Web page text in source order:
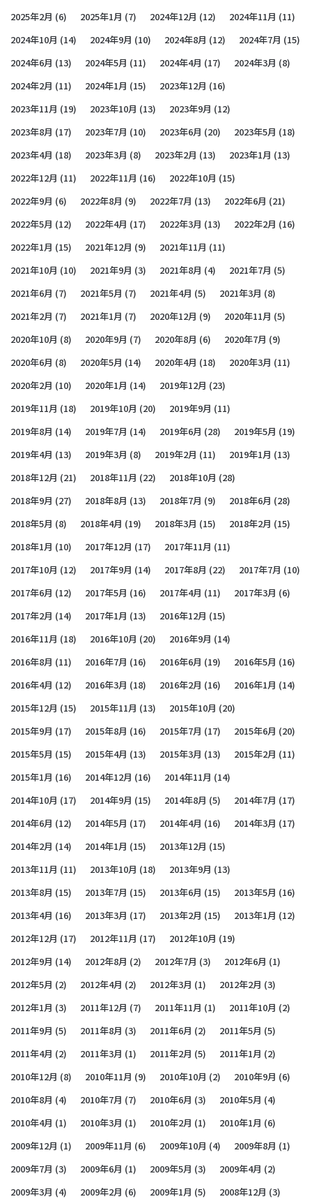
2025年2月 (6) 2025年1月 (7) 2024年12月 (12) 2024年11月 (11)
2024年10月 (14) 2024年9月 (10) 2024年8月 (12) 2024年7月 (15)
2024年6月 (13) 2024年5月 (11) 2024年4月 (17) 2024年3月 (8)
2024年2月 (11) 2024年1月 (15) 2023年12月 (16)
2023年11月 (19) 2023年10月 (13) 2023年9月 (12)
2023年8月 (17) 2023年7月 (10) 2023年6月 (20) 2023年5月 (18)
2023年4月 (18) 2023年3月 (8) 2023年2月 (13) 2023年1月 (13)
2022年12月 (11) 2022年11月 (16) 2022年10月 (15)
2022年9月 (6) 2022年8月 (9) 2022年7月 (13) 2022年6月 (21)
2022年5月 (12) 2022年4月 (17) 2022年3月 (13) 2022年2月 (16)
2022年1月 (15) 2021年12月 (9) 2021年11月 (11)
2021年10月 (10) 2021年9月 (3) 2021年8月 (4) 2021年7月 (5)
2021年6月 (7) 2021年5月 (7) 2021年4月 (5) 2021年3月 (8)
2021年2月 (7) 2021年1月 (7) 2020年12月 (9) 2020年11月 (5)
2020年10月 (8) 2020年9月 (7) 2020年8月 (6) 2020年7月 (9)
2020年6月 (8) 2020年5月 (14) 2020年4月 (18) 2020年3月 (11)
2020年2月 (10) 2020年1月 (14) 2019年12月 (23)
2019年11月 (18) 2019年10月 (20) 2019年9月 (11)
2019年8月 (14) 2019年7月 (14) 2019年6月 (28) 2019年5月 (19)
2019年4月 (13) 2019年3月 (8) 2019年2月 (11) 2019年1月 (13)
2018年12月 (21) 2018年11月 (22) 2018年10月 (28)
2018年9月 (27) 2018年8月 (13) 2018年7月 (9) 2018年6月 (28)
2018年5月 (8) 2018年4月 (19) 2018年3月 (15) 2018年2月 (15)
2018年1月 (10) 2017年12月 (17) 2017年11月 (11)
2017年10月 (12) 2017年9月 (14) 2017年8月 (22) 2017年7月 (10)
2017年6月 (12) 2017年5月 (16) 2017年4月 (11) 2017年3月 (6)
2017年2月 (14) 2017年1月 (13) 2016年12月 (15)
2016年11月 (18) 2016年10月 (20) 2016年9月 (14)
2016年8月 (11) 2016年7月 (16) 2016年6月 (19) 2016年5月 (16)
2016年4月 (12) 2016年3月 (18) 2016年2月 (16) 2016年1月 (14)
2015年12月 (15) 2015年11月 (13) 2015年10月 (20)
2015年9月 (17) 2015年8月 (16) 2015年7月 (17) 2015年6月 (20)
2015年5月 (15) 2015年4月 (13) 2015年3月 (13) 2015年2月 (11)
2015年1月 (16) 2014年12月 (16) 2014年11月 (14)
2014年10月 (17) 2014年9月 (15) 2014年8月 (5) 2014年7月 (17)
2014年6月 (12) 2014年5月 (17) 2014年4月 (16) 2014年3月 (17)
2014年2月 (14) 2014年1月 (15) 2013年12月 (15)
2013年11月 (11) 2013年10月 (18) 2013年9月 (13)
2013年8月 (15) 2013年7月 (15) 2013年6月 (15) 2013年5月 (16)
2013年4月 (16) 2013年3月 (17) 2013年2月 (15) 2013年1月 (12)
2012年12月 (17) 2012年11月 (17) 2012年10月 (19)
2012年9月 (14) 2012年8月 (2) 2012年7月 (3) 2012年6月 (1)
2012年5月 (2) 2012年4月 (2) 2012年3月 (1) 2012年2月 (3)
2012年1月 (3) 2011年12月 (7) 2011年11月 (1) 2011年10月 (2)
2011年9月 (5) 2011年8月 (3) 2011年6月 (2) 2011年5月 (5)
2011年4月 (2) 2011年3月 (1) 2011年2月 (5) 2011年1月 (2)
2010年12月 (8) 2010年11月 (9) 2010年10月 (2) 2010年9月 (6)
2010年8月 (4) 2010年7月 (7) 2010年6月 (3) 2010年5月 (4)
2010年4月 (1) 2010年3月 (1) 2010年2月 (1) 2010年1月 (6)
2009年12月 (1) 2009年11月 (6) 2009年10月 (4) 2009年8月 (1)
2009年7月 (3) 2009年6月 (1) 2009年5月 (3) 2009年4月 (2)
2009年3月 (4) 2009年2月 (6) 2009年1月 (5) 2008年12月 (3)